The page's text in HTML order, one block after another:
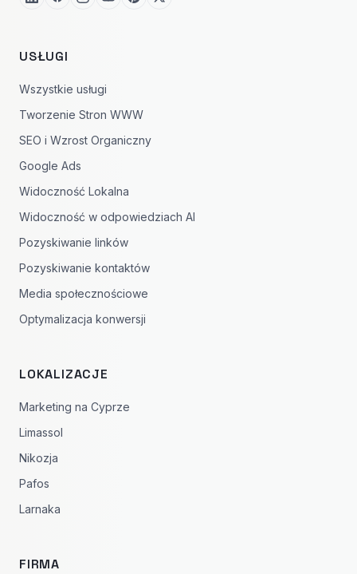
USŁUGI
Wszystkie usługi
Tworzenie Stron WWW
SEO i Wzrost Organiczny
Google Ads
Widoczność Lokalna
Widoczność w odpowiedziach AI
Pozyskiwanie linków
Pozyskiwanie kontaktów
Media społecznościowe
Optymalizacja konwersji
LOKALIZACJE
Marketing na Cyprze
Limassol
Nikozja
Pafos
Larnaka
FIRMA